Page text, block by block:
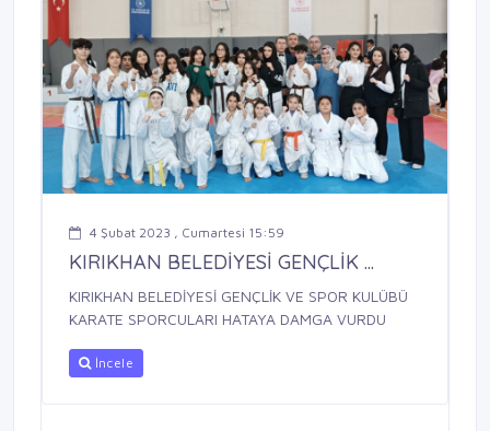
4 Şubat 2023 , Cumartesi 15:59
KIRIKHAN BELEDİYESİ GENÇLİK ...
KIRIKHAN BELEDİYESİ GENÇLİK VE SPOR KULÜBÜ
KARATE SPORCULARI HATAYA DAMGA VURDU
İncele